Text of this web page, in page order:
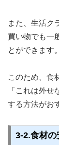
また、生活ク
買い物でも一
とができます。
このため、食
「これは外
する方法がお
3-2.食材の